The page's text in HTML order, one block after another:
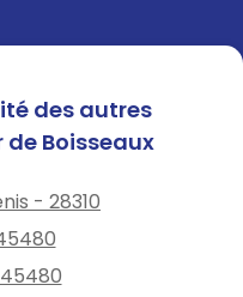
des autres
Boisseaux
- 28310